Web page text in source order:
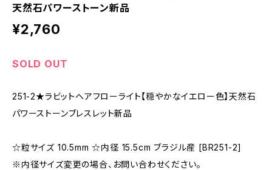
天然石パワーストーン新品
¥2,760
SOLD OUT
251-2★ラビットヘアフローライト【穏やかなイエロー色】天然石
パワーストーンブレスレット新品
☆粒サイズ 10.5mm ☆内径 15.5cm ブラジル産 [BR251-2]
※内径サイズ変更の場合、お問い合わせください。